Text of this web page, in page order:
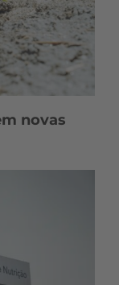
novas